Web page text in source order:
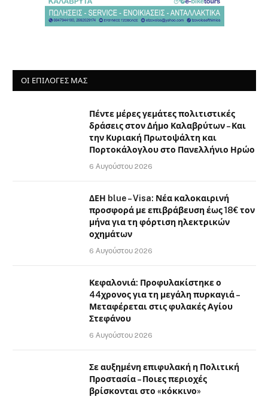
ΟΙ ΕΠΙΛΟΓΈΣ ΜΑΣ
Πέντε μέρες γεμάτες πολιτιστικές
δράσεις στον Δήμο Καλαβρύτων – Και
την Κυριακή Πρωτοψάλτη και
Πορτοκάλογλου στο Πανελλήνιο Ηρώο
6 Αυγούστου 2026
ΔΕΗ blue – Visa: Νέα καλοκαιρινή
προσφορά με επιβράβευση έως 18€ τον
μήνα για τη φόρτιση ηλεκτρικών
οχημάτων
6 Αυγούστου 2026
Κεφαλονιά: Προφυλακίστηκε ο
44χρονος για τη μεγάλη πυρκαγιά –
Μεταφέρεται στις φυλακές Αγίου
Στεφάνου
6 Αυγούστου 2026
Σε αυξημένη επιφυλακή η Πολιτική
Προστασία – Ποιες περιοχές
βρίσκονται στο «κόκκινο»